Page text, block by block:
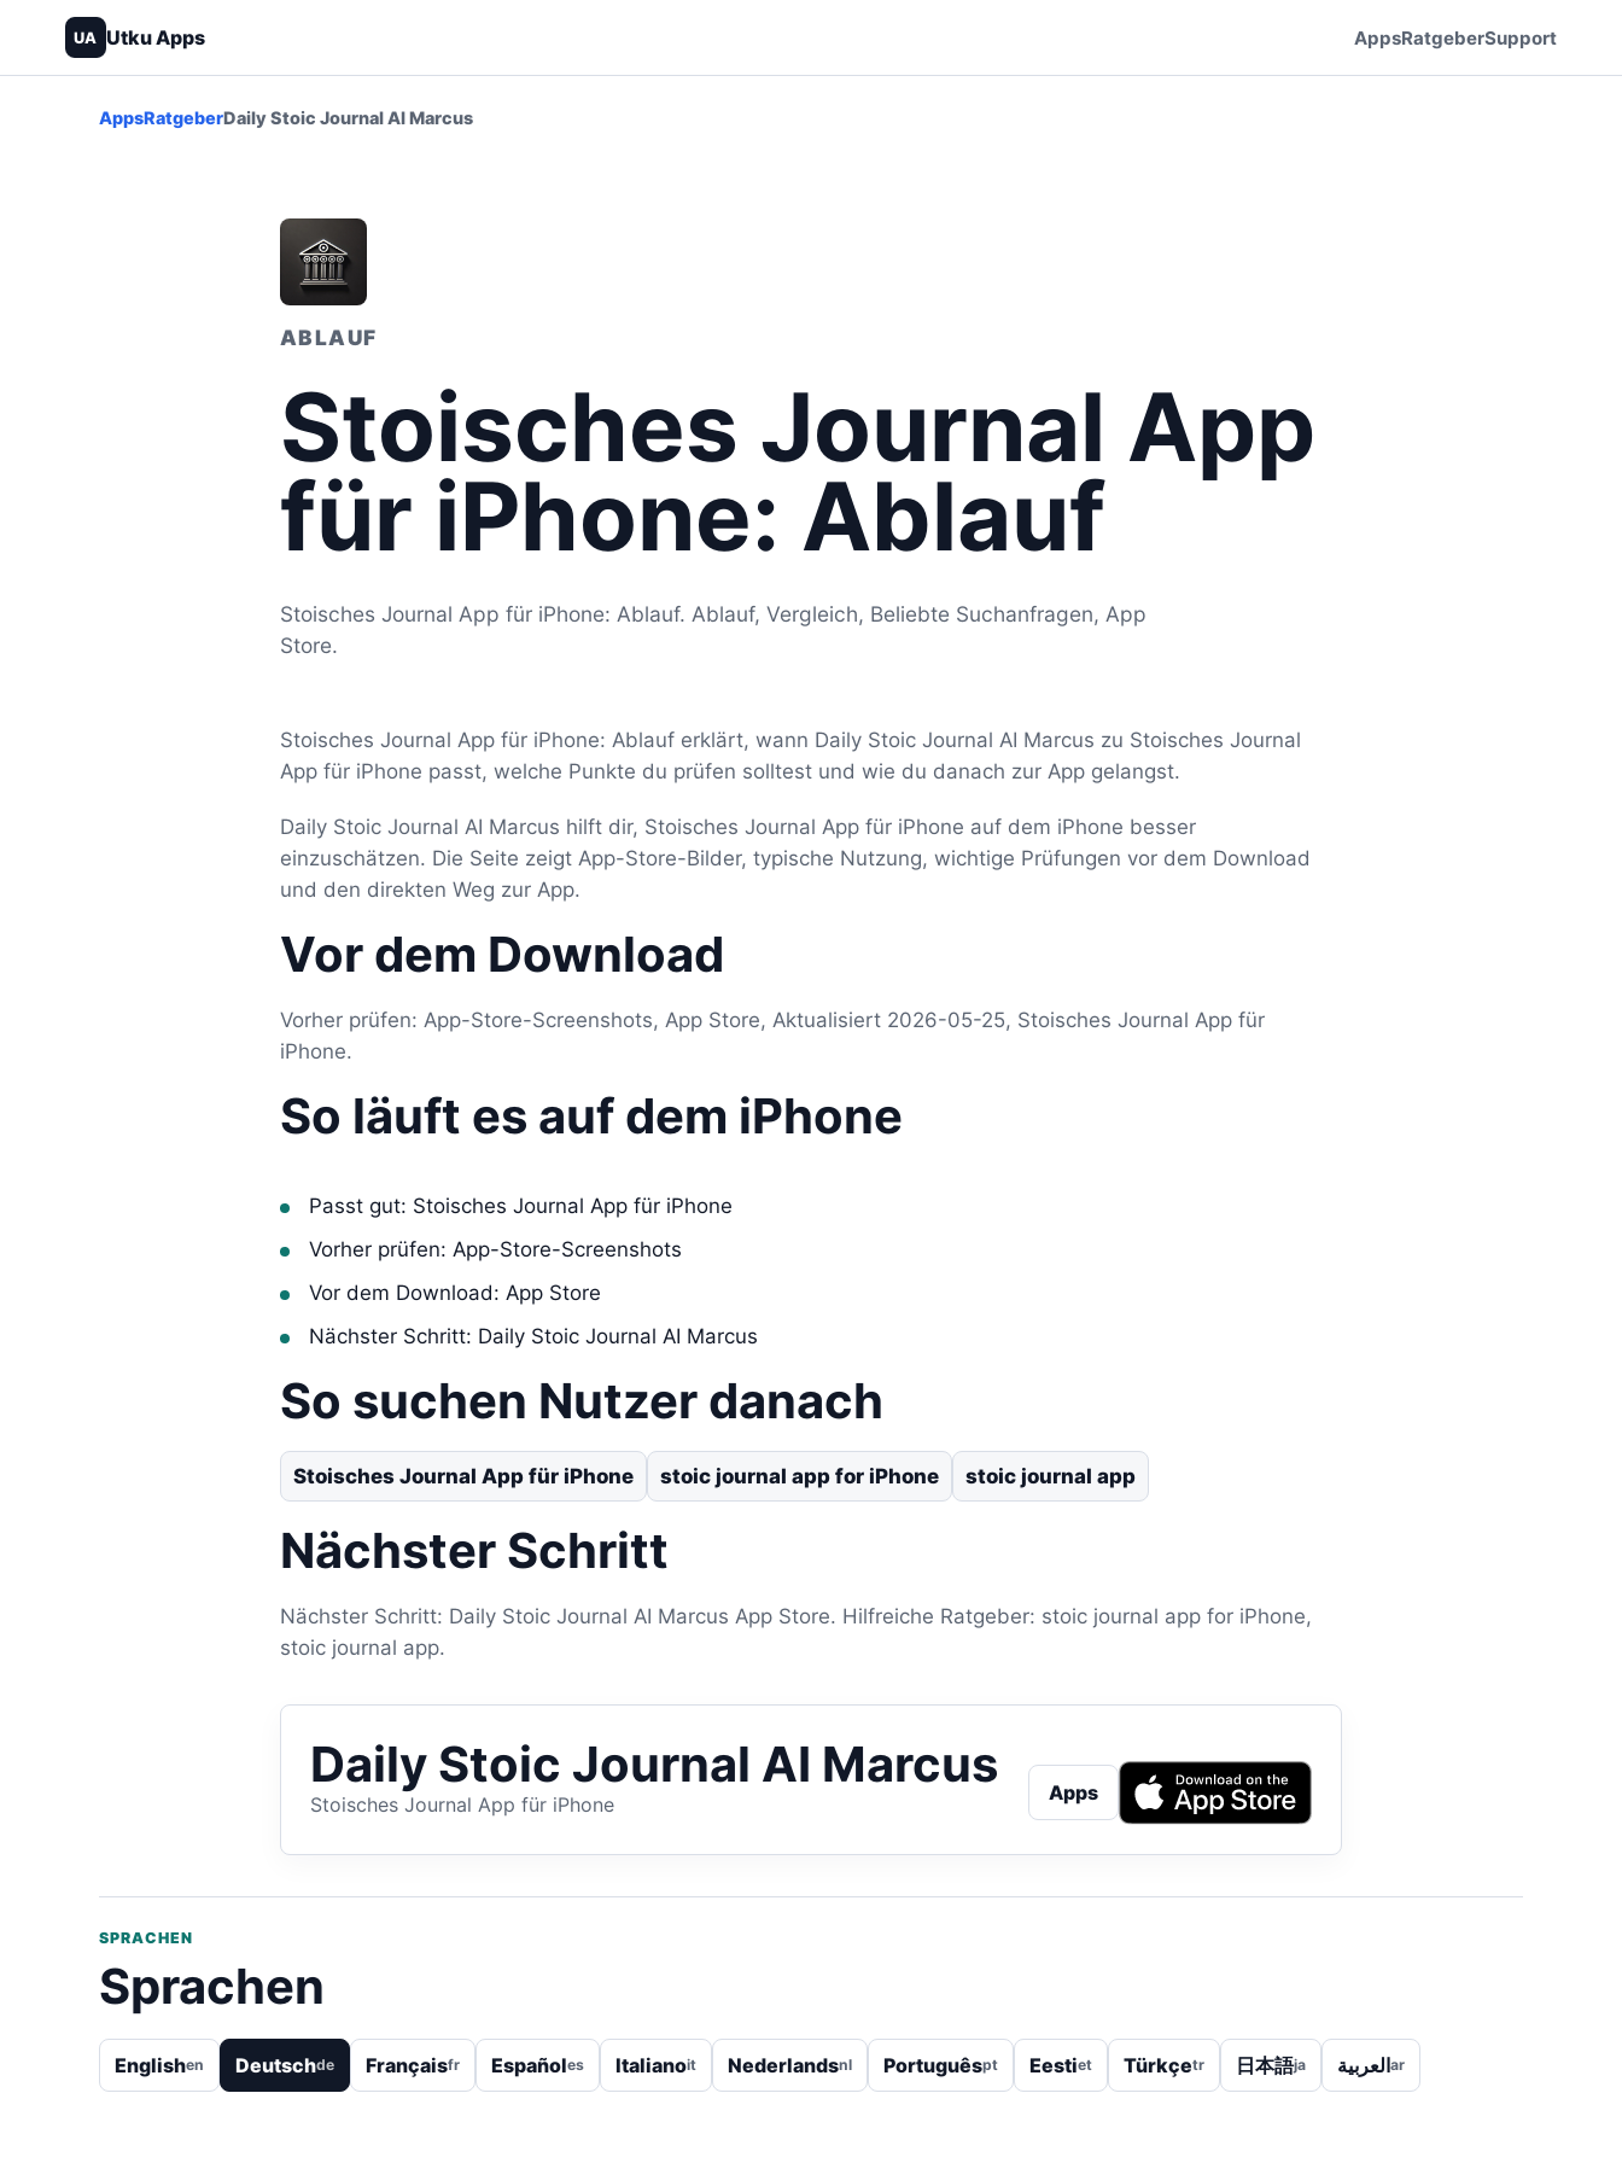
UA Utku Apps AppsRatgeberSupport
AppsRatgeberDaily Stoic Journal AI Marcus
ABLAUF
Stoisches Journal App
für iPhone: Ablauf
Stoisches Journal App für iPhone: Ablauf. Ablauf, Vergleich, Beliebte Suchanfragen, App
Store.
Stoisches Journal App für iPhone: Ablauf erklärt, wann Daily Stoic Journal AI Marcus zu Stoisches Journal
App für iPhone passt, welche Punkte du prüfen solltest und wie du danach zur App gelangst.
Daily Stoic Journal AI Marcus hilft dir, Stoisches Journal App für iPhone auf dem iPhone besser
einzuschätzen. Die Seite zeigt App-Store-Bilder, typische Nutzung, wichtige Prüfungen vor dem Download
und den direkten Weg zur App.
Vor dem Download
Vorher prüfen: App-Store-Screenshots, App Store, Aktualisiert 2026-05-25, Stoisches Journal App für
iPhone.
So läuft es auf dem iPhone
Passt gut: Stoisches Journal App für iPhone
Vorher prüfen: App-Store-Screenshots
Vor dem Download: App Store
Nächster Schritt: Daily Stoic Journal AI Marcus
So suchen Nutzer danach
Stoisches Journal App für iPhone stoic journal app for iPhone stoic journal app
Nächster Schritt
Nächster Schritt: Daily Stoic Journal AI Marcus App Store. Hilfreiche Ratgeber: stoic journal app for iPhone,
stoic journal app.
Daily Stoic Journal AI Marcus
Stoisches Journal App für iPhone Apps
SPRACHEN
Sprachen
Englishen Deutschde Françaisfr Españoles Italianoit Nederlandsnl Portuguêspt Eestiet Türkçetr 日本語ja العربيةar